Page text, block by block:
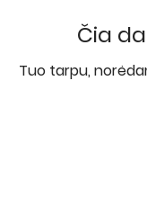
Čia
Tuo tarpu,